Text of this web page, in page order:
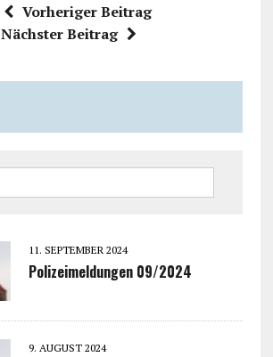
Vorheriger Beitrag
Nächster Beitrag
11. SEPTEMBER 2024
Polizeimeldungen 09/2024
9. AUGUST 2024